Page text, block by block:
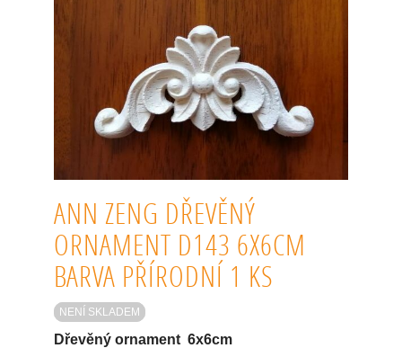
ANN ZENG DŘEVĚNÝ
ORNAMENT D143 6X6CM
BARVA PŘÍRODNÍ 1 KS
NENÍ SKLADEM
Dřevěný ornament 6x6cm